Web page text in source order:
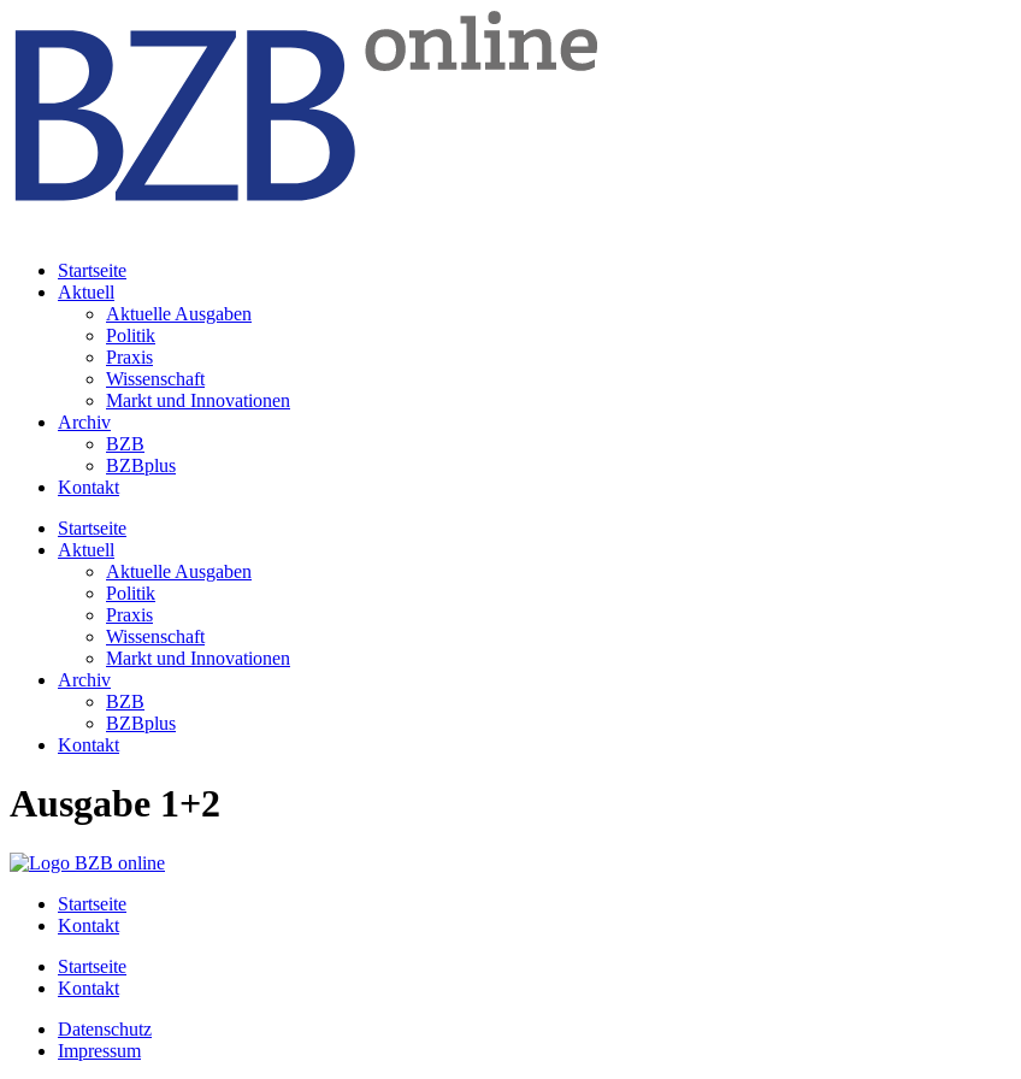
Startseite
Aktuell
Aktuelle Ausgaben
Politik
Praxis
Wissenschaft
Markt und Innovationen
Archiv
BZB
BZBplus
Kontakt
Startseite
Aktuell
Aktuelle Ausgaben
Politik
Praxis
Wissenschaft
Markt und Innovationen
Archiv
BZB
BZBplus
Kontakt
Ausgabe 1+2
Startseite
Kontakt
Startseite
Kontakt
Datenschutz
Impressum